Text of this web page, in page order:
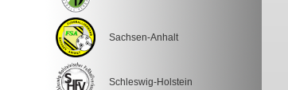
Sachsen-Anhalt
Schleswig-Holstein